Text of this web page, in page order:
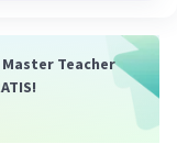
Teacher